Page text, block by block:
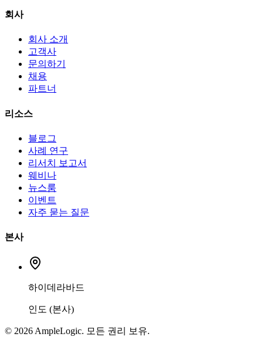
회사
회사 소개
고객사
문의하기
채용
파트너
리소스
블로그
사례 연구
리서치 보고서
웨비나
뉴스룸
이벤트
자주 묻는 질문
본사
하이데라바드
인도 (본사)
© 2026 AmpleLogic. 모든 권리 보유.